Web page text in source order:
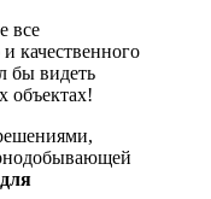
все
качественного
бы видеть
объектах!